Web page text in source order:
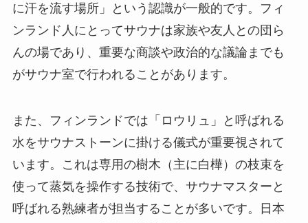
に汗を流す場所」という認識が一般的です。フィ
ンランド人にとってサウナは家族や友人との団ら
んの場であり、重要な商談や政治的な議論までも
がサウナ室で行われることがあります。
また、フィンランドでは「ロウリュ」と呼ばれる
水をサウナストーンに掛ける儀式が重要視されて
います。これは専用の樹木（主に白樺）の枝束を
使って蒸気を操作する技術で、サウナマスターと
呼ばれる熟練者が担当することが多いです。日本